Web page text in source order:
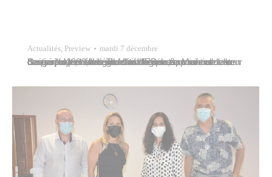
Actualités, Preview mardi 7 décembre
Créée en 1996, l’association “Emauta, pour redonner l’espoir” a pour mission d’assurer le fonctionnement des six foyers de l’église catholique œuvrant en faveur des populations en situation de détresse sociale : le centre pour enfants Te Maru Perera, la Maison de la Samaritaine, hébergement d’urgence pour femmes en danger, et le centre éducatif du Bon…